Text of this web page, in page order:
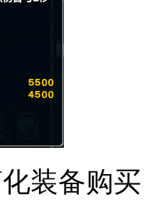
装备购